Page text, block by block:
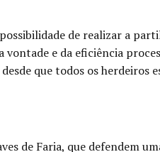
de realizar a
e da eficiência
que todos os herdeiros
de Faria, que defendem